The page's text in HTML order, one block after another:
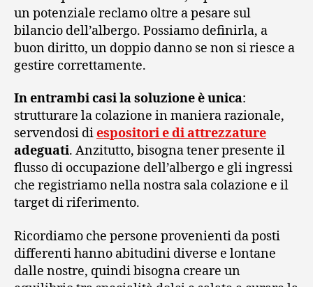
un potenziale reclamo oltre a pesare sul
bilancio dell’albergo. Possiamo definirla, a
buon diritto, un doppio danno se non si riesce a
gestire correttamente.
In entrambi casi la soluzione è unica:
strutturare la colazione in maniera razionale,
servendosi diespositori e di attrezzature
adeguati. Anzitutto, bisogna tener presente il
flusso di occupazione dell’albergo e gli ingressi
che registriamo nella nostra sala colazione e il
target di riferimento.
Ricordiamo che persone provenienti da posti
differenti hanno abitudini diverse e lontane
dalle nostre, quindi bisogna creare un